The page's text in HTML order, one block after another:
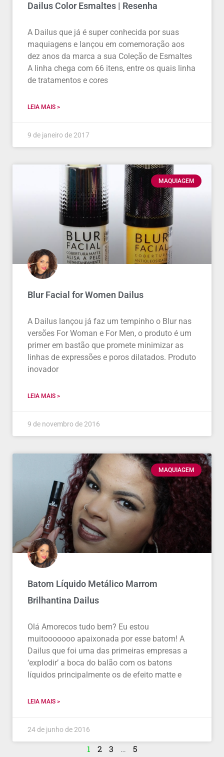
Dailus Color Esmaltes | Resenha
A Dailus que já é super conhecida por suas
maquiagens e lançou em comemoração aos
dez anos da marca a sua Coleção de Esmaltes
A linha chega com 66 itens, entre os quais linha
de tratamentos e cores
LEIA MAIS >
9 de janeiro de 2017
MAQUIAGEM
Blur Facial for Women Dailus
A Dailus lançou já faz um tempinho o Blur nas
versões For Woman e For Men, o produto é um
primer em bastão que promete minimizar as
linhas de expressões e poros dilatados. Produto
inovador
LEIA MAIS >
9 de novembro de 2016
MAQUIAGEM
Batom Líquido Metálico Marrom
Brilhantina Dailus
Olá Amorecos tudo bem? Eu estou
muitooooooo apaixonada por esse batom! A
Dailus que foi uma das primeiras empresas a
‘explodir’ a boca do balão com os batons
líquidos principalmente os de efeito matte e
LEIA MAIS >
24 de junho de 2016
1 2 3 … 5